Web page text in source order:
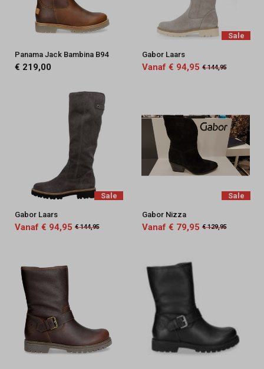
Panama Jack Bambina B94
€ 219,00
Sale
Gabor Laars
Vanaf € 94,95 € 144,95
Sale
Gabor Laars
Vanaf € 94,95 € 144,95
Sale
Gabor Nizza
Vanaf € 79,95 € 129,95